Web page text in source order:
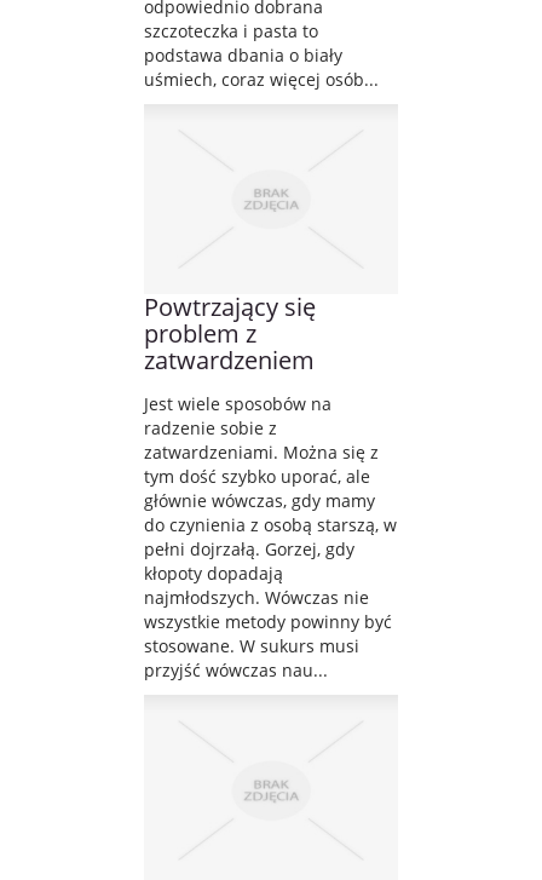
odpowiednio dobrana
szczoteczka i pasta to
podstawa dbania o biały
uśmiech, coraz więcej osób...
Powtrzający się
problem z
zatwardzeniem
Jest wiele sposobów na
radzenie sobie z
zatwardzeniami. Można się z
tym dość szybko uporać, ale
głównie wówczas, gdy mamy
do czynienia z osobą starszą, w
pełni dojrzałą. Gorzej, gdy
kłopoty dopadają
najmłodszych. Wówczas nie
wszystkie metody powinny być
stosowane. W sukurs musi
przyjść wówczas nau...